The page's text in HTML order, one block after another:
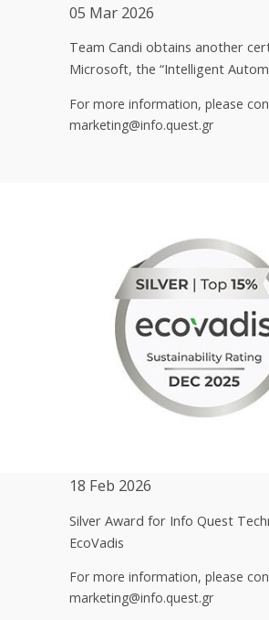
05 Mar 2026
Team Candi obtains another
Microsoft, the “Intelligent
For more information, please
marketing@info.quest.gr
18 Feb 2026
Silver Award for Info Quest
EcoVadis
For more information, please
marketing@info.quest.gr